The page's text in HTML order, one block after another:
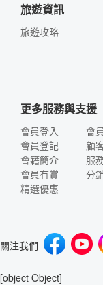
旅遊資訊
旅遊攻略
更多服務與支援
會員登入
會員登記
會籍簡介
會員有賞
精選優惠
會
顧
服
分
關注我們
[object Object]